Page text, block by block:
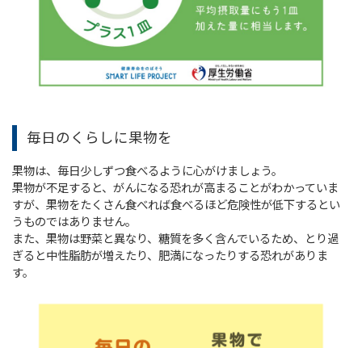
毎⽇のくらしに果物を
果物は、毎日少しずつ食べるように心がけましょう。
果物が不足すると、がんになる恐れが高まることがわかっていま
すが、果物をたくさん食べれば食べるほど危険性が低下するとい
うものではありません。
また、果物は野菜と異なり、糖質を多く含んでいるため、とり過
ぎると中性脂肪が増えたり、肥満になったりする恐れがありま
す。